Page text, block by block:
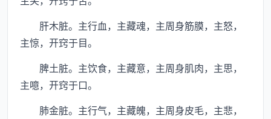
肝木脏。主行血，主藏魂，主周身筋膜，主怒，
主惊，开窍于目。
脾土脏。主饮食，主藏意，主周身肌肉，主思，
主噫，开窍于口。
肺金脏。主行气，主藏魄，主周身皮毛，主悲，